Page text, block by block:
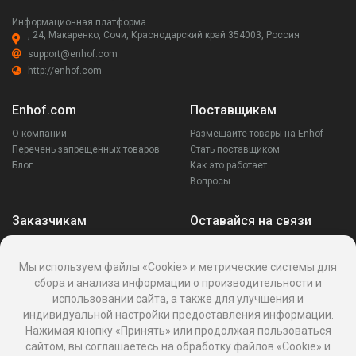
Информационная платформа
, 24, Макаренко, Сочи, Краснодарский край 354003, Россия
support@enhof.com
http://enhof.com
Enhof.com
О компании
Перечень запрещенных товаров
Блог
Поставщикам
Размещайте товары на Enhof
Стать поставщиком
Как это работает
Вопросы
Заказчикам
Ваши запросы
Написать поставщику
Написать в поддержку
Реквизиты
Оставайся на связи
Мы используем файлы «Cookie» и метрические системы для
сбора и анализа информации о производительности и
использовании сайта, а также для улучшения и
индивидуальной настройки предоставления информации.
Нажимая кнопку «Принять» или продолжая пользоваться
сайтом, вы соглашаетесь на обработку файлов «Cookie» и